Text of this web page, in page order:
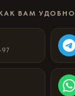
ВАМ УДОБНО
97